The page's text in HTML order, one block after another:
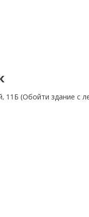
11Б (Обойти здание с